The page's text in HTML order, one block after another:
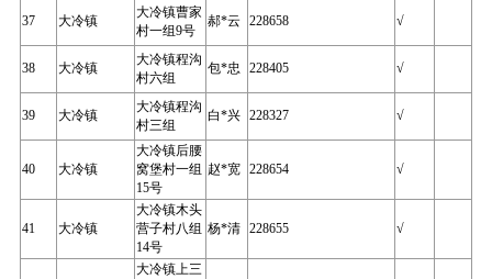
37 大冷镇
大冷镇曹家
村一组9号
郝*云 228658 √
38 大冷镇
大冷镇程沟
村六组
包*忠 228405 √
39 大冷镇
大冷镇程沟
村三组
白*兴 228327 √
40 大冷镇
大冷镇后腰
窝堡村一组
15号
赵*宽 228654 √
41 大冷镇
大冷镇木头
营子村八组
14号
杨*清 228655 √
大冷镇上三